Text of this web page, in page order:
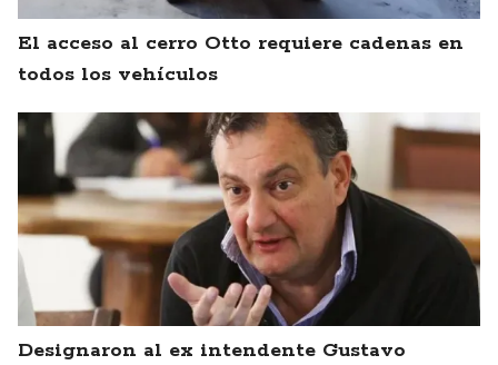
El acceso al cerro Otto requiere cadenas en
todos los vehículos
Designaron al ex intendente Gustavo